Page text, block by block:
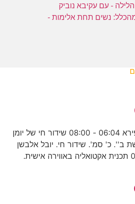
מהכלל: נשים תחת אלימות -
הבוקר הזה - עם יערה שפירא 06:04 - 08:00 שידור חי של יומן
ב''. כ' סמ'. שידור חי. יובל אלבשן
ומוריה קור 08:00 - 09:00 תכנית אקטואליה באווירה אישית.